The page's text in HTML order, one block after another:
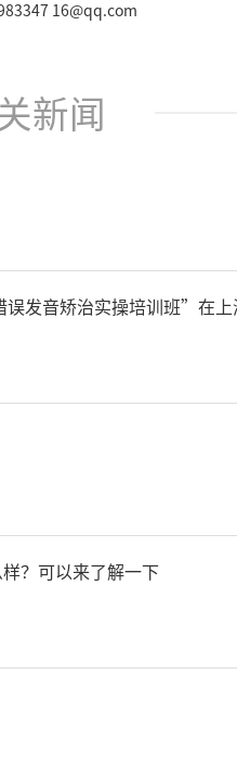
16@qq.com
新闻
发音矫治实操培训班”在上
？可以来了解一下